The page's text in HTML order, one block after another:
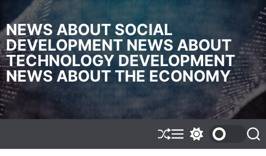
i
p
t
o
c
o
n
n
NEWS ABOUT SOCIAL
DEVELOPMENT NEWS ABOUT
TECHNOLOGY DEVELOPMENT
NEWS ABOUT THE ECONOMY
S
h
M
e
w
S
e